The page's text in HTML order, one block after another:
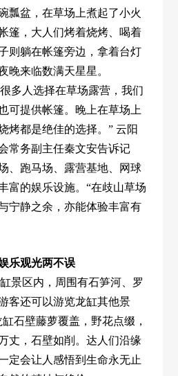
瓢盆，在草场上煮起了小火
篷，大人们烤着烧烤、喝着
则躺在帐篷旁边，拿着台灯
晚来临数满天星星。
多人选择在草场露营，我们
可提供帐篷。晚上在草场上
烤都是绝佳的选择。” 云阳
常务副主任秦文安告诉记
、跑马场、露营基地、网球
的娱乐设施。“在歧山草场
宁静之余，亦能体验丰富有
乐观光两不误
景区内，周围有石笋河、罗
客还可以游览龙缸其他景
石壁藤萝覆盖，野花点缀，
丈，石壁如削。达人们沿缘
定会让人感悟到生命永无止